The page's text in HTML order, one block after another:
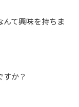
んて興味を持ちま
か？